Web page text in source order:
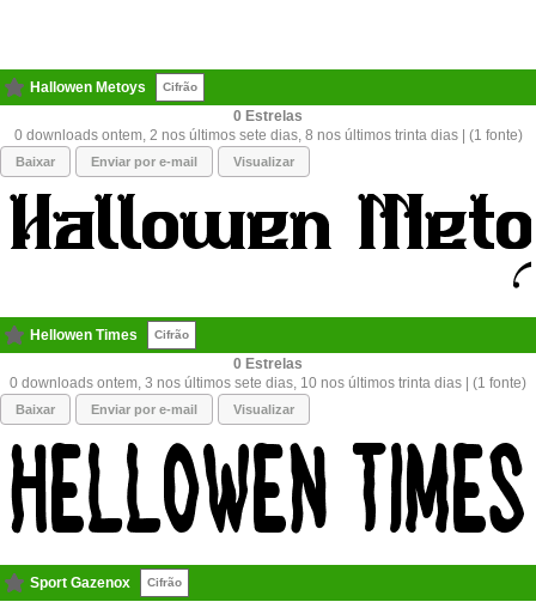
Hallowen Metoys Cifrão
0
0 downloads ontem, 2 nos últimos sete dias, 8 nos últimos trinta dias | (1 fonte)
Baixar Enviar por e-mail Visualizar
Hellowen Times Cifrão
0
0 downloads ontem, 3 nos últimos sete dias, 10 nos últimos trinta dias | (1 fonte)
Baixar Enviar por e-mail Visualizar
Sport Gazenox Cifrão